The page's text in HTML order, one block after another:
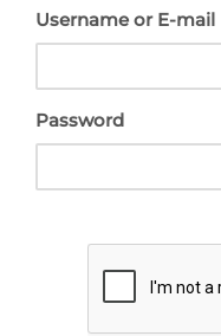
Username or E-mail
Password